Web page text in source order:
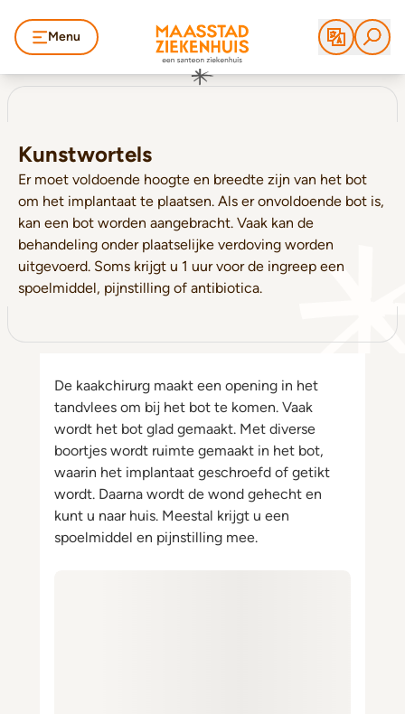
Menu
Kunstwortels
Er moet voldoende hoogte en breedte zijn van het bot
om het implantaat te plaatsen. Als er onvoldoende bot is,
kan een bot worden aangebracht. Vaak kan de
behandeling onder plaatselijke verdoving worden
uitgevoerd. Soms krijgt u 1 uur voor de ingreep een
spoelmiddel, pijnstilling of antibiotica.
De kaakchirurg maakt een opening in het
tandvlees om bij het bot te komen. Vaak
wordt het bot glad gemaakt. Met diverse
boortjes wordt ruimte gemaakt in het bot,
waarin het implantaat geschroefd of getikt
wordt. Daarna wordt de wond gehecht en
kunt u naar huis. Meestal krijgt u een
spoelmiddel en pijnstilling mee.